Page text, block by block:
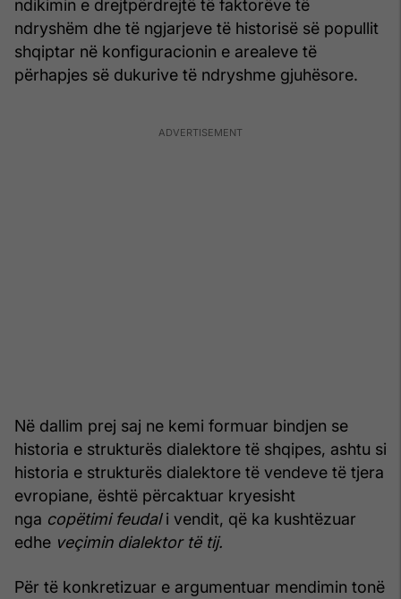
ndikimin e drejtpërdrejtë të faktorëve të
ndryshëm dhe të ngjarjeve të historisë së popullit
shqiptar në konfigura­cionin e arealeve të
përhapjes së dukurive të ndryshme gjuhësore.
Në dallim prej saj ne kemi formuar bindjen se
historia e strukturës dialektore të shqipes, ashtu si
historia e strukturës dialektore të vendeve të tjera
evropiane, është përcaktuar kryesisht
nga copëtimi feudali vendit, që ka kushtëzuar
edhe veçimin dialektor të tij.
Për të konkretizuar e argumentuar mendimin tonë